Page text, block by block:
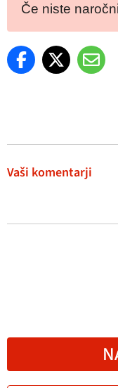
Če niste
Vaši komentarji